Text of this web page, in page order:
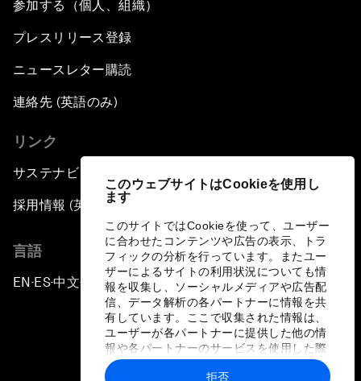
このウェブサイトはCookieを使用し
ます
このサイトではCookieを使って、ユーザー
に合わせたコンテンツや広告の表示、トラ
フィックの分析を行っています。またユー
ザーによるサイトの利用状況についても情
報を収集し、ソーシャルメディアや広告配
信、データ解析の各パートナーに情報を共
有しています。ここで収集された情報は、
ユーザーが各パートナーに提供した他の情
報や各パートナーのサービスを使用した際
に収集された情報と組み合わされ、各パー
拒否
参加する（個人、組織）
プレスリリース登録
ニュースレター購読
連絡先 (英語のみ)
リンク
サステナビリティへの取り組み
採用情報 (英語のみ)
言語
EN ▪ ES▪中文▪ 日本語